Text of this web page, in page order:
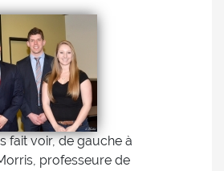
fait voir, de gauche à
professeure de